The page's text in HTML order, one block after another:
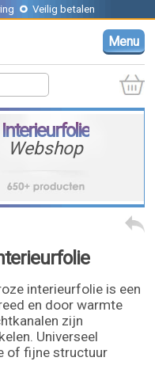
Veilig betalen
Menu
Interieurfolie
Webshop
interieurfolie is een
en door warmte
zijn
Universeel
of fijne structuur